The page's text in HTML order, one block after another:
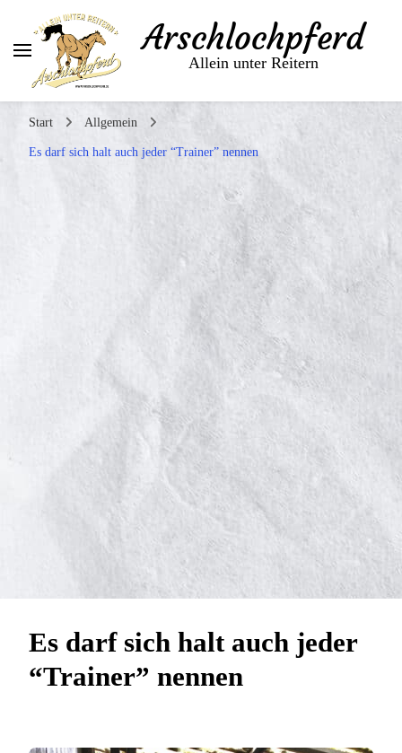
Arschlochpferd
Allein unter Reitern
Start Allgemein
Es darf sich halt auch jeder “Trainer” nennen
Es darf sich halt auch jeder
“Trainer” nennen